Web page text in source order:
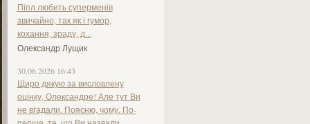
Піпл любить суперменів
звичайно, так як і гумор,
кохання, зраду, д...
Олександр Лущик
30.06.2026 16:43
Щиро дякую за висловлену
оцінку, Олександре! Але тут Ви
не вгадали. Поясню, чому. По-